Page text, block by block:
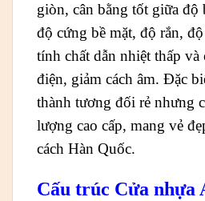
giòn, cân bằng tốt giữa độ
độ cứng bề mặt, độ rắn,
tính chất dẫn nhiệt thấp và
điện, giảm cách âm. Đặc
thành tương đối rẻ nhưng
lượng cao cấp, mang vẻ
cách Hàn Quốc.
Cấu trúc Cửa nhựa